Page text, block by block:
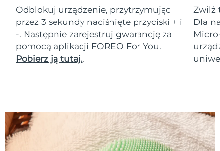
Odblokuj urządzenie, przytrzymując
przez 3 sekundy naciśnięte przyciski + i
-. Następnie zarejestruj gwarancję za
pomocą aplikacji FOREO For You.
Pobierz ją tutaj..
Zwilż
Dla